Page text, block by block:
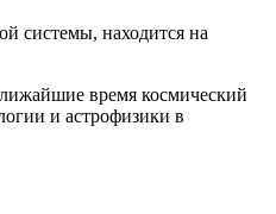
системы, находится на
время космический
и астрофизики в